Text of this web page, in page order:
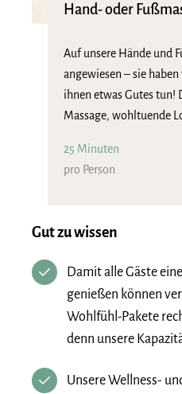
Hand- oder
Auf unsere Hände und
angewiesen – sie
ihnen etwas Gutes tun!
Massage, wohltuende
25 Minuten
pro Person
Gut zu wissen
Damit alle Gäste
genießen können
Wohlfühl-Pakete
denn unsere
Unsere Wellness-